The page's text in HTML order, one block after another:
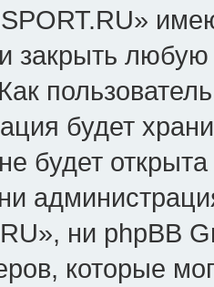
закрыть
будет
будет
ни phpBB
которые